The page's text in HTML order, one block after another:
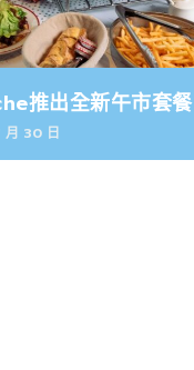
推出全新午市套餐
30 日